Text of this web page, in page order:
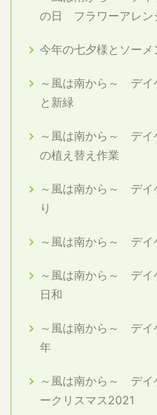
の日 フラワーアレン
今年の七夕様とソーメ
～風は南から～ デ
と新緑
～風は南から～ デ
の植え替え作業
～風は南から～ デ
り
～風は南から～ デ
～風は南から～ デ
日和
～風は南から～ デ
年
～風は南から～ デ
ークリスマス2021